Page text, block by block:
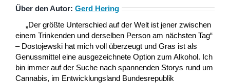
Über den Autor: Gerd Hering
„Der größte Unterschied auf der Welt ist jener zwischen
einem Trinkenden und derselben Person am nächsten Tag“
– Dostojewski hat mich voll überzeugt und Gras ist als
Genussmittel eine ausgezeichnete Option zum Alkohol. Ich
bin immer auf der Suche nach spannenden Storys rund um
Cannabis, im Entwicklungsland Bundesrepublik